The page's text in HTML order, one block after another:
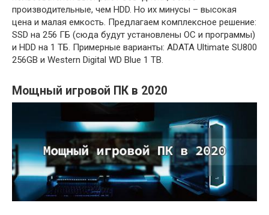
производительные, чем HDD. Но их минусы – высокая
цена и малая емкость. Предлагаем комплексное решение:
SSD на 256 ГБ (сюда будут установлены ОС и программы)
и HDD на 1 ТБ. Примерные варианты: ADATA Ultimate SU800
256GB и Western Digital WD Blue 1 TB.
Мощный игровой ПК в 2020